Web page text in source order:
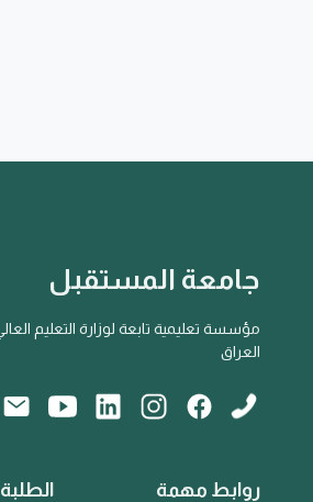
جامعة المستقبل
مؤسسة تعليمية تابعة لوزارة التعليم
العراق
روابط مهمة الطلبة